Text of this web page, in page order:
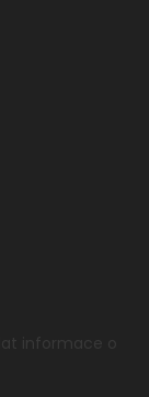
informace o